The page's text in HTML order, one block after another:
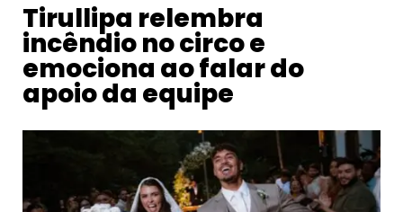
Tirullipa relembra
incêndio no circo e
emociona ao falar do
apoio da equipe